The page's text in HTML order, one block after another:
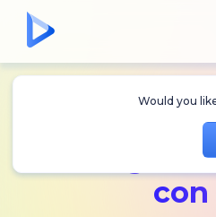
Would you
imágenes
con